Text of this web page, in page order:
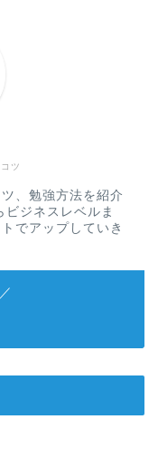
ツ
、勉強方法を紹介
ビジネスレベルま
でアップしていき